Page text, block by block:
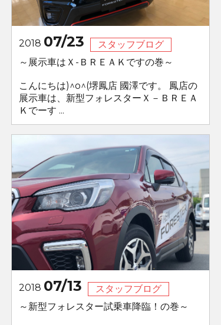
2018 07/23
スタッフブログ
～展示車はＸ-ＢＲＥＡＫですの巻～
こんにちは)^o^(堺鳳店 國澤です。 鳳店の
展示車は、新型フォレスターＸ－ＢＲＥＡ
Ｋでーす ...
2018 07/13
スタッフブログ
～新型フォレスター試乗車降臨！の巻～